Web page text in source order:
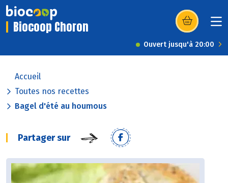
Biocoop Choron (s’ouvre dans
Ouvert jusqu'à 20:00
Accueil
Toutes nos recettes
Bagel d'été au houmous
Partager sur